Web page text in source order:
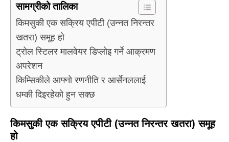
सामग्रीको तालिका
किमसुकी एक सक्रिय एपीटी (उन्नत निरन्तर
खतरा) समूह हो
ट्रोल स्टिलर मालवेयर डिप्लोइ गर्ने आक्रमण
अपरेशन
किम्सिकीले आफ्नो रणनीति र आर्सेनललाई
धम्की दिइरहेको हुन सक्छ
किमसुकी एक सक्रिय एपीटी (उन्नत निरन्तर खतरा) समूह
हो